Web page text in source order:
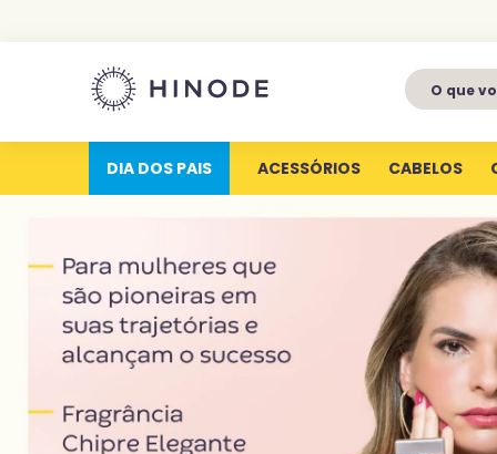
O que
DIA DOS PAIS ACESSÓRIOS CABELOS
1º
perfumes
3º
6 º
luva silicone
7º
miniatura
8º
hype for her
10º aura